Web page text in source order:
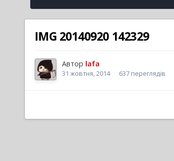
IMG 20140920 142329
Автор lafa
31 жовтня, 2014 637 переглядів